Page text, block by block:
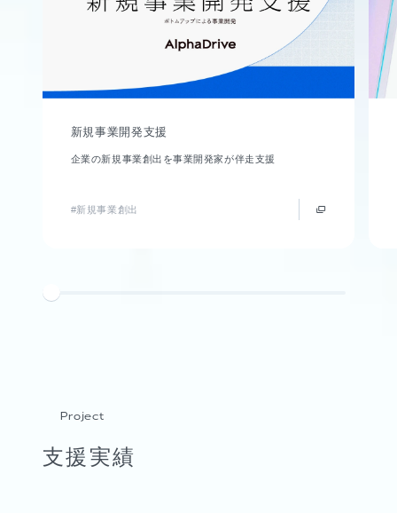
新規事業開発支援
企業の新規事業創出を事業開発家が伴走支援
#新規事業創出
Project
支援実績